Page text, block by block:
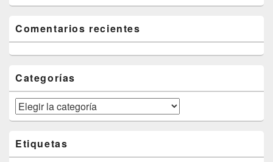
Comentarios recientes
Categorías
Categorías
Etiquetas